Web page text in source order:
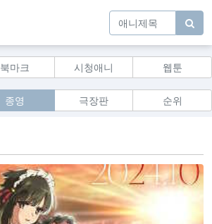
북마크 시청애니 웹툰
종영 극장판 순위